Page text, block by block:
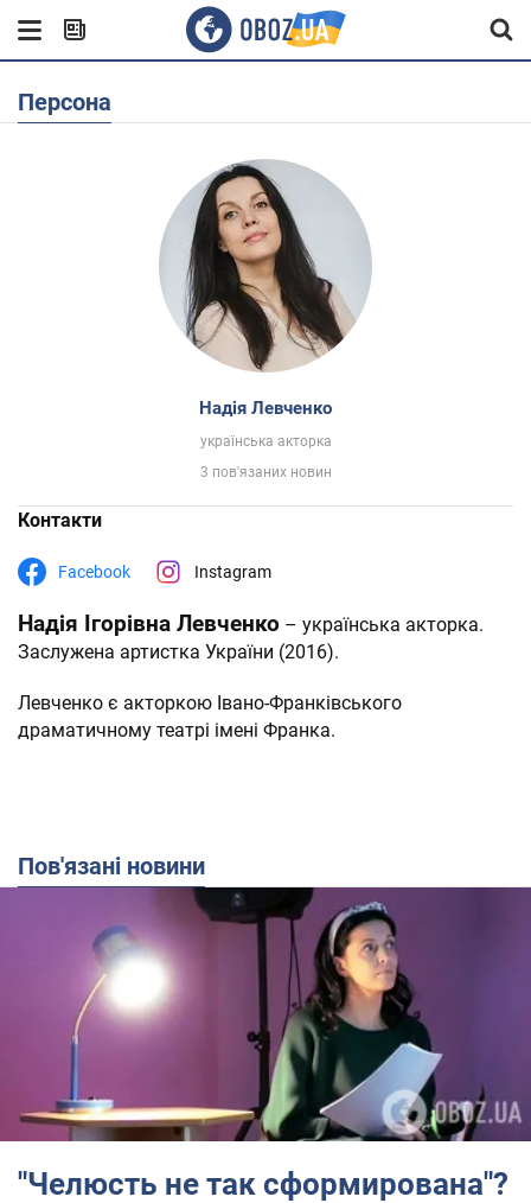
Персона
Надія Левченко
українська акторка
3 пов'язаних новин
Контакти
Facebook Instagram
Надія Ігорівна Левченко – українська акторка.
Заслужена артистка України (2016).
Левченко є акторкою Івано-Франківського
драматичному театрі імені Франка.
Пов'язані новини
"Челюсть не так сформирована"?